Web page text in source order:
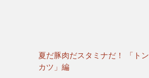
夏だ豚肉だスタミナだ！ 「トン
カツ」編